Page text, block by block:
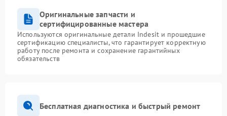
Оригинальные запчасти и
сертифицированные мастера
Используются оригинальные детали Indesit и прошедшие
сертификацию специалисты, что гарантирует корректную
работу после ремонта и сохранение гарантийных
обязательств
Бесплатная диагностика и быстрый ремонт